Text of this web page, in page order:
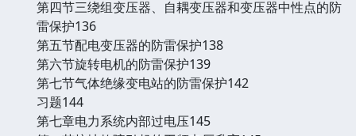
第四节三绕组变压器、自耦变压器和变压器中性点的防
雷保护136
第五节配电变压器的防雷保护138
第六节旋转电机的防雷保护139
第七节气体绝缘变电站的防雷保护142
习题144
第七章电力系统内部过电压145